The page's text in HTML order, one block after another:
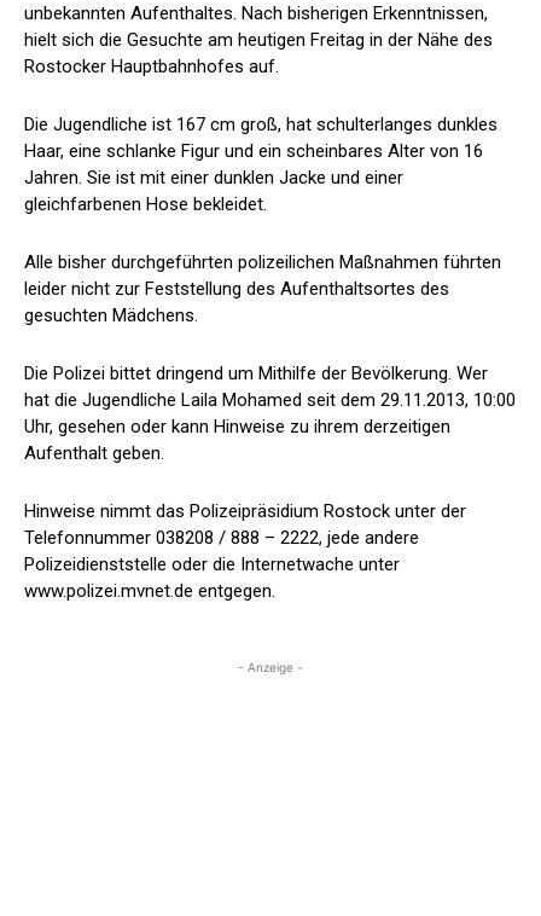
unbekannten Aufenthaltes. Nach bisherigen Erkenntnissen,
hielt sich die Gesuchte am heutigen Freitag in der Nähe des
Rostocker Hauptbahnhofes auf.
Die Jugendliche ist 167 cm groß, hat schulterlanges dunkles
Haar, eine schlanke Figur und ein scheinbares Alter von 16
Jahren. Sie ist mit einer dunklen Jacke und einer
gleichfarbenen Hose bekleidet.
Alle bisher durchgeführten polizeilichen Maßnahmen führten
leider nicht zur Feststellung des Aufenthaltsortes des
gesuchten Mädchens.
Die Polizei bittet dringend um Mithilfe der Bevölkerung. Wer
hat die Jugendliche Laila Mohamed seit dem 29.11.2013, 10:00
Uhr, gesehen oder kann Hinweise zu ihrem derzeitigen
Aufenthalt geben.
Hinweise nimmt das Polizeipräsidium Rostock unter der
Telefonnummer 038208 / 888 – 2222, jede andere
Polizeidienststelle oder die Internetwache unter
www.polizei.mvnet.de entgegen.
- Anzeige -